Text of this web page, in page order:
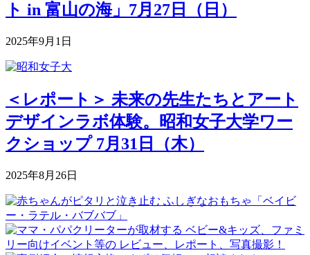
ト in 富山の海」7月27日（日）
2025年9月1日
＜レポート＞ 未来の先生たちとアート
デザインラボ体験。昭和女子大学ワー
クショップ 7月31日（木）
2025年8月26日